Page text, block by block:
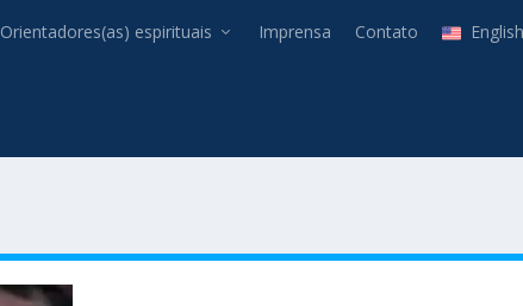
Orientadores(as) espirituais Imprensa Contato English